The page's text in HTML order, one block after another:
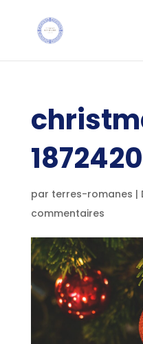
par terres-romanes |
commentaires